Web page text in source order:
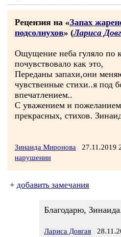
Рецензия на «Запах
подсолнухов» (Лариса
Ощущение неба гуляло по
почувствовало как это,
Переданы запахи,они
чувственные стихи..я под
впечатлением..
С уважением и
прекрасных, стихов.
Зинаида Миронова 27.11.2019
нарушении
+ добавить замечания
Благодарю,
Лариса Довгая